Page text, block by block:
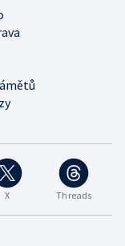
X Threads